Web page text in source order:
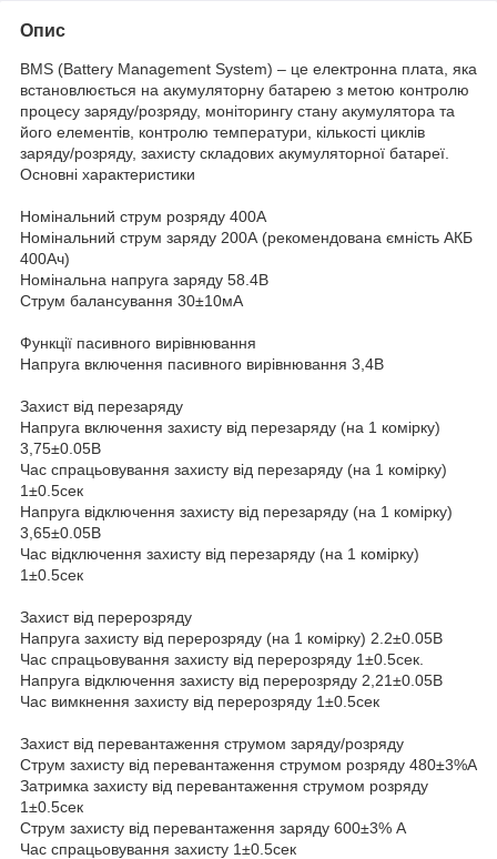
Опис
BMS (Battery Management System) – це електронна плата, яка
встановлюється на акумуляторну батарею з метою контролю
процесу заряду/розряду, моніторингу стану акумулятора та
його елементів, контролю температури, кількості циклів
заряду/розряду, захисту складових акумуляторної батареї.
Основні характеристики
Номінальний струм розряду 400А
Номінальний струм заряду 200А (рекомендована ємність АКБ
400Ач)
Номінальна напруга заряду 58.4В
Струм балансування 30±10мА
Функції пасивного вирівнювання
Напруга включення пасивного вирівнювання 3,4В
Захист від перезаряду
Напруга включення захисту від перезаряду (на 1 комірку)
3,75±0.05В
Час спрацьовування захисту від перезаряду (на 1 комірку)
1±0.5сек
Напруга відключення захисту від перезаряду (на 1 комірку)
3,65±0.05В
Час відключення захисту від перезаряду (на 1 комірку)
1±0.5сек
Захист від перерозряду
Напруга захисту від перерозряду (на 1 комірку) 2.2±0.05В
Час спрацьовування захисту від перерозряду 1±0.5сек.
Напруга відключення захисту від перерозряду 2,21±0.05В
Час вимкнення захисту від перерозряду 1±0.5сек
Захист від перевантаження струмом заряду/розряду
Струм захисту від перевантаження струмом розряду 480±3%А
Затримка захисту від перевантаження струмом розряду
1±0.5сек
Струм захисту від перевантаження заряду 600±3% А
Час спрацьовування захисту 1±0.5сек